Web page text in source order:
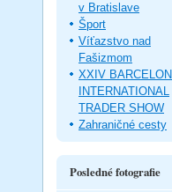
v Bratislave
Šport
Víťazstvo nad
Fašizmom
XXIV
INTERNATIONAL
TRADER SHOW
Zahraničné cesty
Posledné fotografie